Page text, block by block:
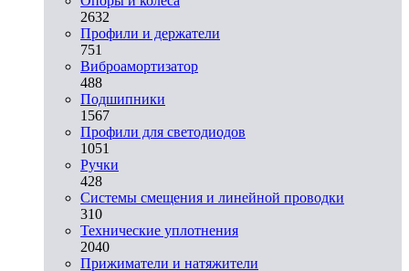
2632
Профили и держатели
751
Виброамортизатор
488
Подшипники
1567
Профили для светодиодов
1051
Ручки
428
Системы смещения и линейной проводки
310
Технические уплотнения
2040
Прижиматели и натяжители